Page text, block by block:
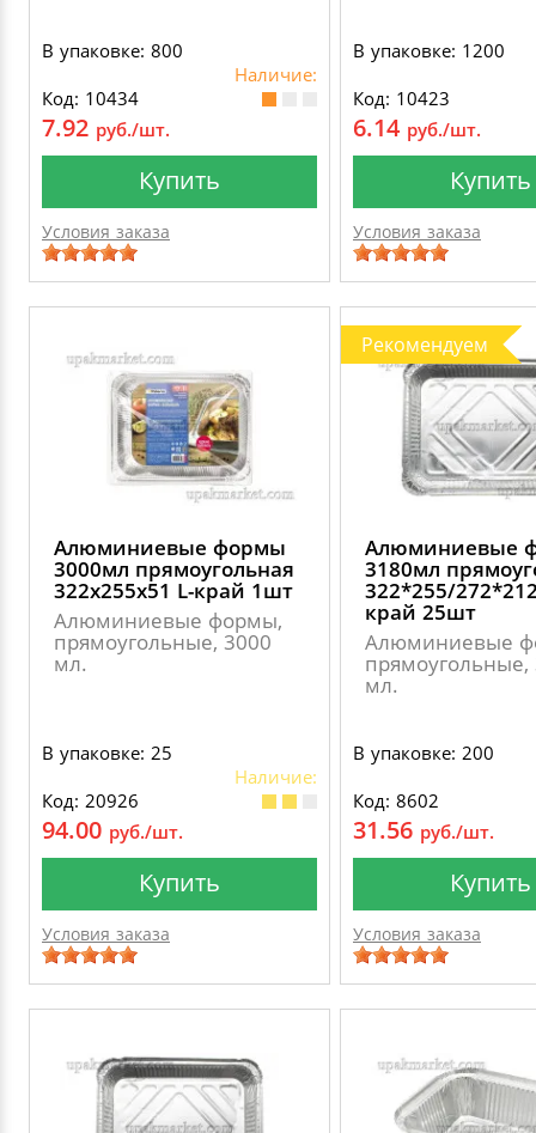
В упаковке: 800
Наличие:
Код: 10434
7.92 руб./шт.
Купить
Условия заказа
В упаковке: 1200
Код: 10423
6.14 руб./шт.
Купить
Условия заказа
Алюминиевые формы
3000мл прямоугольная
322х255х51 L-край 1шт
Алюминиевые формы,
прямоугольные, 3000
мл.
В упаковке: 25
Наличие:
Код: 20926
94.00 руб./шт.
Купить
Условия заказа
Рекомендуем
Алюминиевые
3180мл
322*255/
край 25шт
Алюминиевые
прямоугольные,
мл.
В упаковке: 200
Код: 8602
31.56 руб./шт.
Купить
Условия заказа